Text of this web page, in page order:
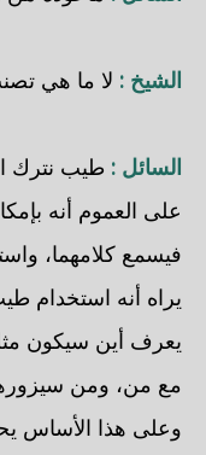
الشيخ : لا ما هي
السائل : طيب نترك
على العموم أنه
فيسمع كلامهما،
يراه أنه استخدام
يعرف أين سيكون
مع من، ومن
وعلى هذا الأساس